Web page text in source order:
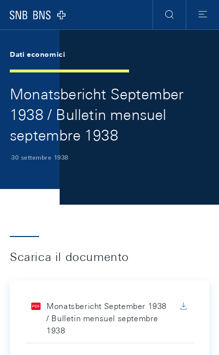
Logo
Ricerca
Menu
Dati economici
Monatsbericht September
1938 / Bulletin mensuel
septembre 1938
30 settembre 1938
Scarica il documento
Monatsbericht September 1938
/ Bulletin mensuel septembre
1938